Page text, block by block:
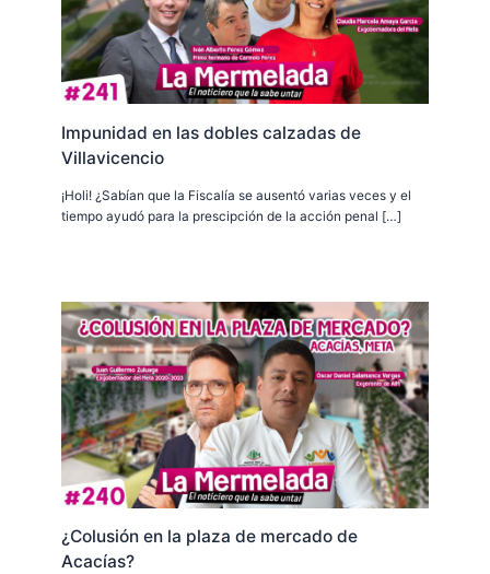
Impunidad en las dobles calzadas de
Villavicencio
¡Holi! ¿Sabían que la Fiscalía se ausentó varias veces y el
tiempo ayudó para la prescipción de la acción penal […]
¿Colusión en la plaza de mercado de
Acacías?